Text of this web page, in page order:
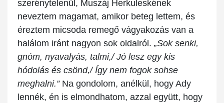
szerénytelenül, Muszáj Herkuleskének
neveztem magamat, amikor beteg lettem, és
éreztem micsoda remegő vágyakozás van a
halálom iránt nagyon sok oldalról. „Sok senki,
gnóm, nyavalyás, talmi,/ Jó lesz egy kis
hódolás és csönd,/ Így nem fogok sohse
meghalni.”Na gondolom, anélkül, hogy Ady
lennék, én is elmondhatom, azzal együtt, hogy